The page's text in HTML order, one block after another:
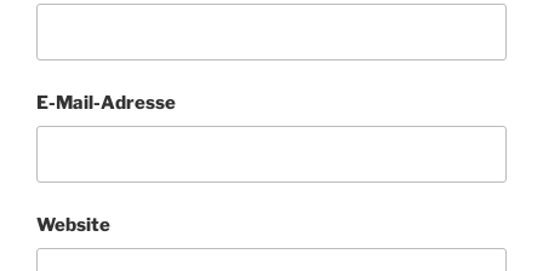
E-Mail-Adresse
Website